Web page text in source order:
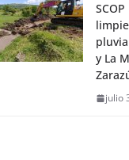
y La
julio